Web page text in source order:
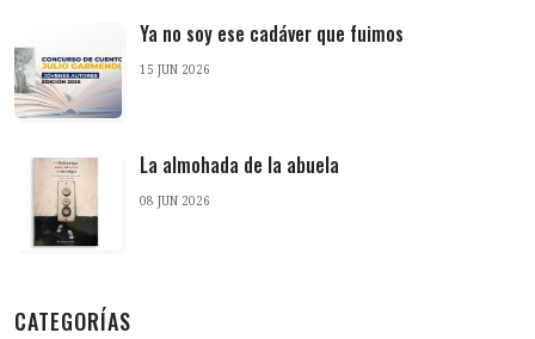
Ya no soy ese cadáver que fuimos
15 JUN 2026
La almohada de la abuela
08 JUN 2026
CATEGORÍAS